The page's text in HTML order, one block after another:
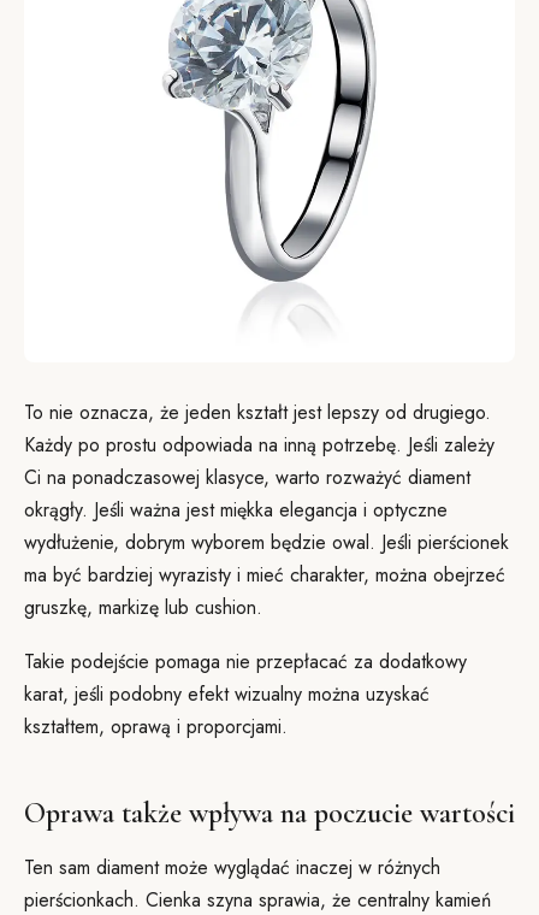
To nie oznacza, że jeden kształt jest lepszy od drugiego.
Każdy po prostu odpowiada na inną potrzebę. Jeśli zależy
Ci na ponadczasowej klasyce, warto rozważyć diament
okrągły. Jeśli ważna jest miękka elegancja i optyczne
wydłużenie, dobrym wyborem będzie owal. Jeśli pierścionek
ma być bardziej wyrazisty i mieć charakter, można obejrzeć
gruszkę, markizę lub cushion.
Takie podejście pomaga nie przepłacać za dodatkowy
karat, jeśli podobny efekt wizualny można uzyskać
kształtem, oprawą i proporcjami.
Oprawa także wpływa na poczucie wartości
Ten sam diament może wyglądać inaczej w różnych
pierścionkach. Cienka szyna sprawia, że centralny kamień